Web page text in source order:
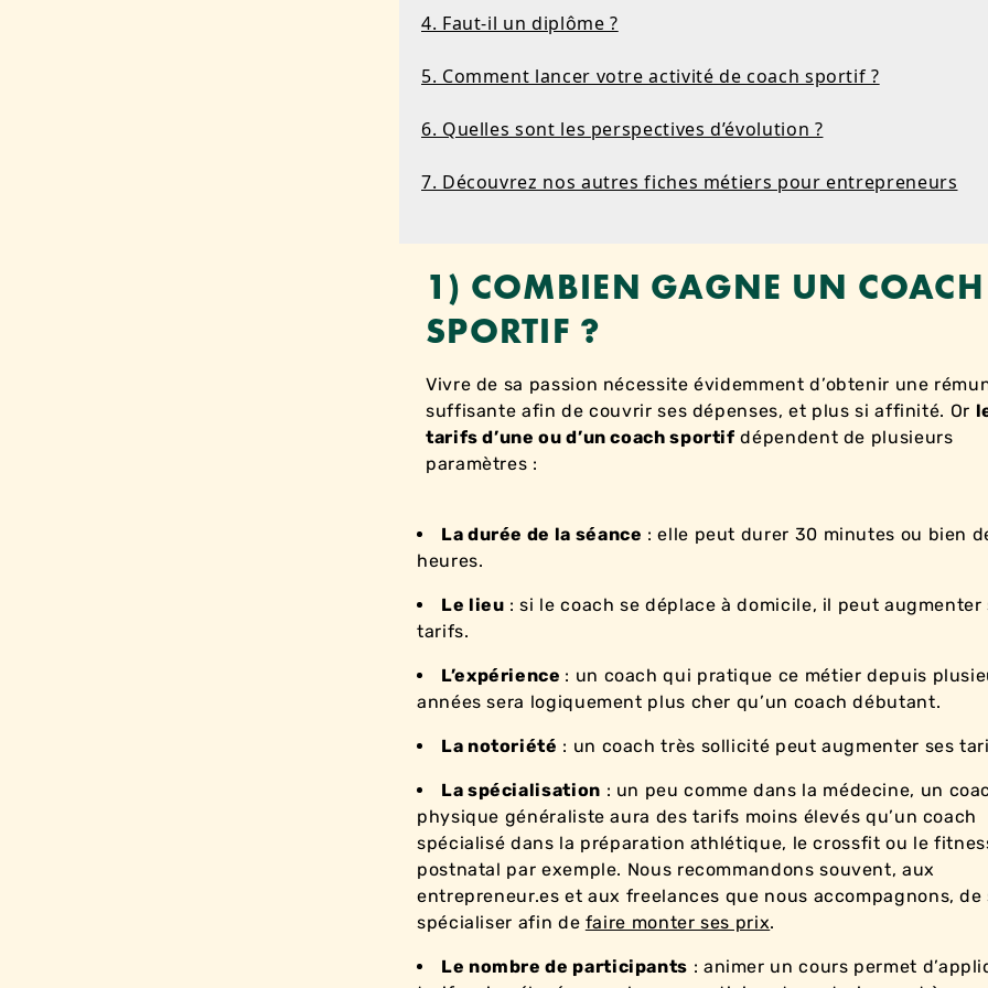
4. Faut-il un diplôme ?
5. Comment lancer votre activité de coach sportif ?
6. Quelles sont les perspectives d’évolution ?
7. Découvrez nos autres fiches métiers pour entrepreneurs
1) COMBIEN GAGNE UN COACH
SPORTIF ?
Vivre de sa passion nécessite évidemment d’obtenir une
suffisante afin de couvrir ses dépenses, et plus si affinité. Or
tarifs d’une ou d’un coach sportif dépendent de plusieurs
paramètres :
La durée de la séance : elle peut durer 30 minutes ou bien
heures.
Le lieu : si le coach se déplace à domicile, il peut augmenter
tarifs.
L’expérience : un coach qui pratique ce métier depuis
années sera logiquement plus cher qu’un coach débutant.
La notoriété : un coach très sollicité peut augmenter ses
La spécialisation : un peu comme dans la médecine, un
physique généraliste aura des tarifs moins élevés qu’un coach
spécialisé dans la préparation athlétique, le crossfit ou le
postnatal par exemple. Nous recommandons souvent, aux
entrepreneur.es et aux freelances que nous accompagnons, de
spécialiser afin de faire monter ses prix.
Le nombre de participants : animer un cours permet